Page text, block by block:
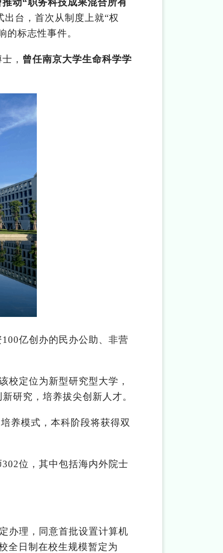
动“职务科技成果混合所有
台，首次从制度上就“权
标志性事件。
， 曾任南京大学生命科学学
亿创办的民办公助、非营
校定位为新型研究型大学，
研究，培养拔尖创新人才。
养模式，本科阶段将获得双
位，其中包括海内外院士
办理，同意首批设置计算机
全日制在校生规模暂定为